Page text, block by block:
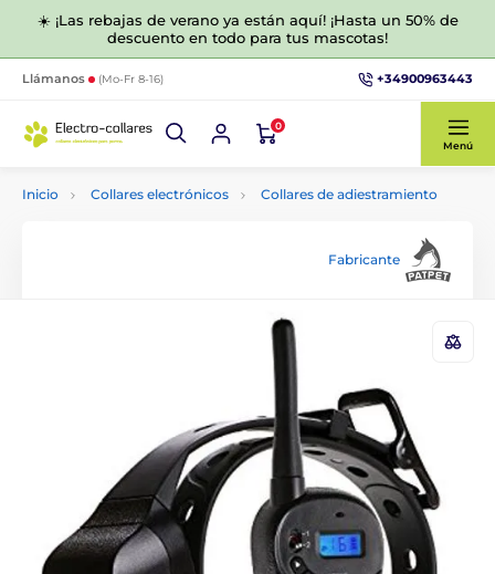
☀️ ¡Las rebajas de verano ya están aquí! ¡Hasta un 50% de
descuento en todo para tus mascotas!
Llámanos (Mo-Fr 8-16) +34900963443
0
Menú
Inicio Collares electrónicos Collares de adiestramiento
Fabricante